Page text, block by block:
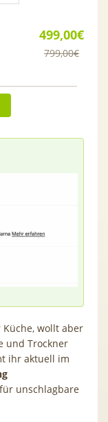
499,00€
799,00€
wollt aber
und Trockner
ihr aktuell im
für unschlagbare